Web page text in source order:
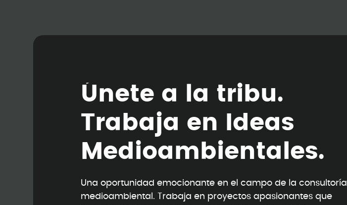
Únete a a tribu.
Trabaja en deas
M edioambienta es.
Una oportunidad emocionante en el campo de la consultoría
medioambiental. Trabaja en proyectos apasionantes que